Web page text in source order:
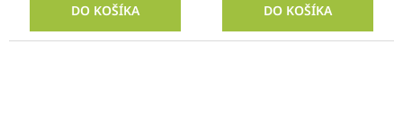
DO KOŠÍKA DO KOŠÍKA